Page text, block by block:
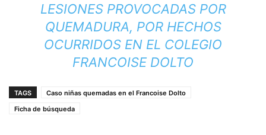
LESIONES PROVOCADAS POR
QUEMADURA, POR HECHOS
OCURRIDOS EN EL COLEGIO
FRANCOISE DOLTO
TAGS
Caso niñas quemadas en el Francoise Dolto
Ficha de búsqueda